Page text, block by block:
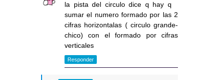
la pista del circulo dice q hay q
sumar el numero formado por las 2
cifras horizontalas ( circulo grande-
chico) con el formado por cifras
verticales
Responder